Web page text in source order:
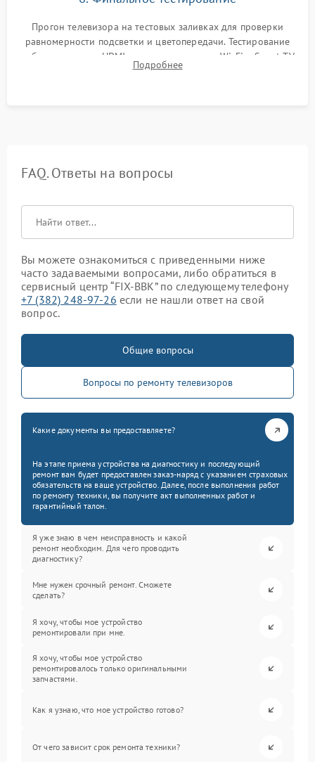
Прогон телевизора на тестовых заливках для проверки
равномерности подсветки и цветопередачи. Тестирование
работы разъемов HDMI, динамиков, модуля Wi-Fi и Smart TV
в рабочем режиме в течение нескольких часов.
Подробнее
FAQ. Ответы на вопросы
Вы можете ознакомиться с приведенными ниже
часто задаваемыми вопросами, либо обратиться в
сервисный центр “FIX-BBK” по следующему телефону
+7 (382) 248-97-26 если не нашли ответ на свой
вопрос.
Общие вопросы
Вопросы по ремонту телевизоров
Какие документы вы предоставляете?
На этапе приема устройства на диагностику и последующий
ремонт вам будет предоставлен заказ-наряд с указанием страховых
обязательств на ваше устройство. Далее, после выполнения работ
по ремонту техники, вы получите акт выполненных работ и
гарантийный талон.
Я уже знаю в чем неисправность и какой
ремонт необходим. Для чего проводить
диагностику?
Мне нужен срочный ремонт. Сможете
сделать?
Я хочу, чтобы мое устройство
ремонтировали при мне.
Я хочу, чтобы мое устройство
ремонтировалось только оригинальными
запчастями.
Как я узнаю, что мое устройство готово?
От чего зависит срок ремонта техники?